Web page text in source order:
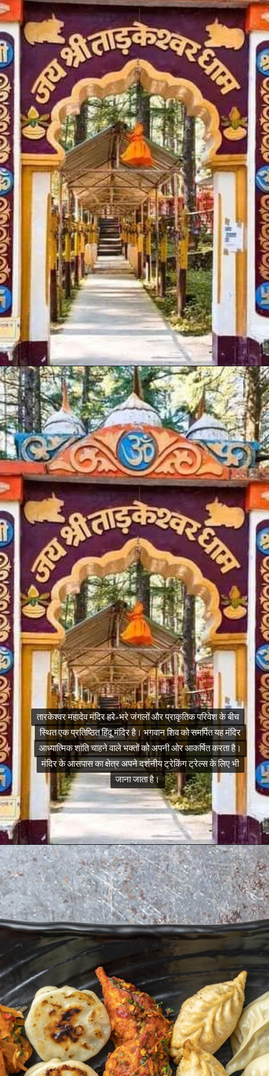
तारकेश्वर महादेव मंदिर हरे-भरे जंगलों और प्राकृतिक परिवेश के बीच
स्थित एक प्रतिष्ठित हिंदू मंदिर है। भगवान शिव को समर्पित यह मंदिर
आध्यात्मिक शांति चाहने वाले भक्तों को अपनी ओर आकर्षित करता है।
मंदिर के आसपास का क्षेत्र अपने दर्शनीय ट्रेकिंग ट्रेल्स के लिए भी
जाना जाता है।
तारकेश्वर महादेव मंदिर हरे-भरे जंगलों और प्राकृतिक परिवेश के बीच
स्थित एक प्रतिष्ठित हिंदू मंदिर है। भगवान शिव को समर्पित यह मंदिर
आध्यात्मिक शांति चाहने वाले भक्तों को अपनी ओर आकर्षित करता है।
मंदिर के आसपास का क्षेत्र अपने दर्शनीय ट्रेकिंग ट्रेल्स के लिए भी
जाना जाता है।